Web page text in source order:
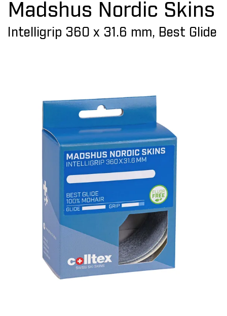
Madshus Nordic Skins
Intelligrip 360 x 31.6 mm, Best Glide